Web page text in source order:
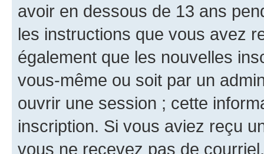
avoir en dessous de 13 ans
les instructions que vous avez
également que les nouvelles
vous-même ou soit par un
ouvrir une session ; cette
inscription. Si vous aviez reçu
vous ne recevez pas de